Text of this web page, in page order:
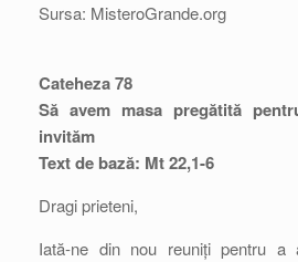
Sursa: MisteroGrande.org
Cateheza 78
Să avem masa pregătită
invităm
Text de bază: Mt 22,1-6
Dragi prieteni,
Iată-ne din nou reuniți pentru a